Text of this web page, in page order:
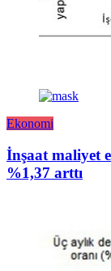
Ekonomi
İnşaat maliyet
%1,37 arttı